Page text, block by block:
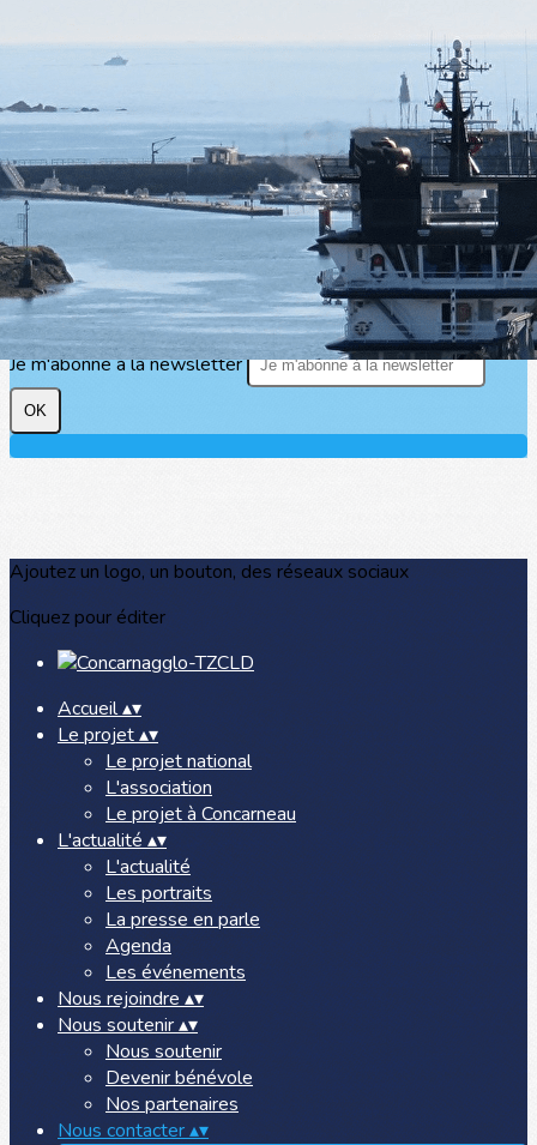
Exporter toutes les colonnes
Exporter uniquement les colonnes affichées
Menu
Images de la page d'accueil
Cliquez pour éditer
Texte, bouton et/ou inscription à la newsletter
Cliquez pour éditer
Je m'abonne à la newsletter
OK
Ajoutez un logo, un bouton, des réseaux sociaux
Cliquez pour éditer
Accueil▴▾
Le projet▴▾
Le projet national
L'association
Le projet à Concarneau
L'actualité ▴▾
L'actualité
Les portraits
La presse en parle
Agenda
Les événements
Nous rejoindre ▴▾
Nous soutenir▴▾
Nous soutenir
Devenir bénévole
Nos partenaires
Nous contacter▴▾